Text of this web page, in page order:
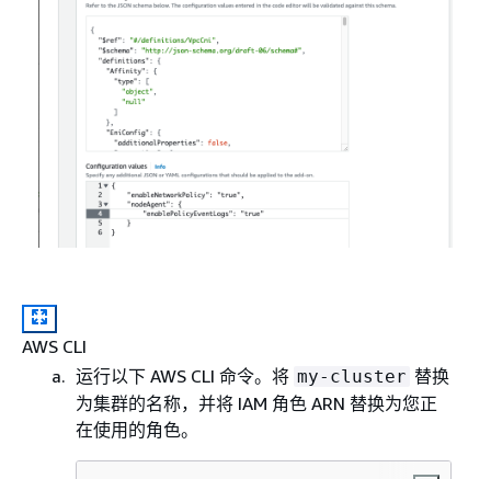
AWS CLI
运行以下 AWS CLI 命令。将 my-cluster 替换
为集群的名称，并将 IAM 角色 ARN 替换为您正
在使用的角色。